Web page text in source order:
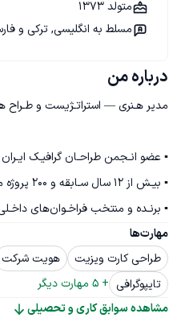
درباره من
▪ برنـده و منتخب فراخـوان‌های داخـلی و بین‌المللی
مهارت‌ها
طراحی کارت ویزیت
هویت شرکت
تایپوگرافی +
5 مهارت دیگر
مشاهده سوابق کاری و تحصیلی
متولد 1373
مسلط به انگلیسی, ترکی و